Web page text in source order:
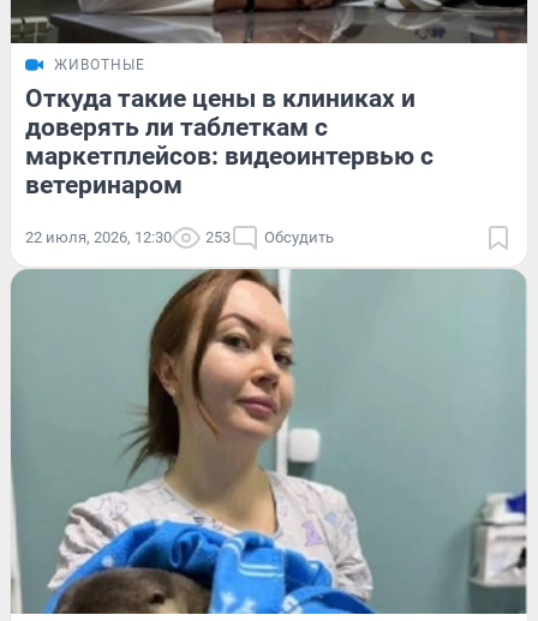
ЖИВОТНЫЕ
Откуда такие цены в клиниках и
доверять ли таблеткам с
маркетплейсов: видеоинтервью с
ветеринаром
22 июля, 2026, 12:30 253 Обсудить